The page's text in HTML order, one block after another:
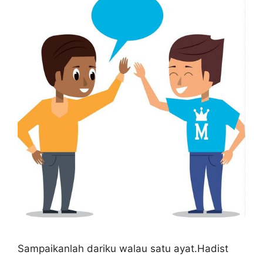
Sampaikanlah dariku walau satu ayat.Hadist